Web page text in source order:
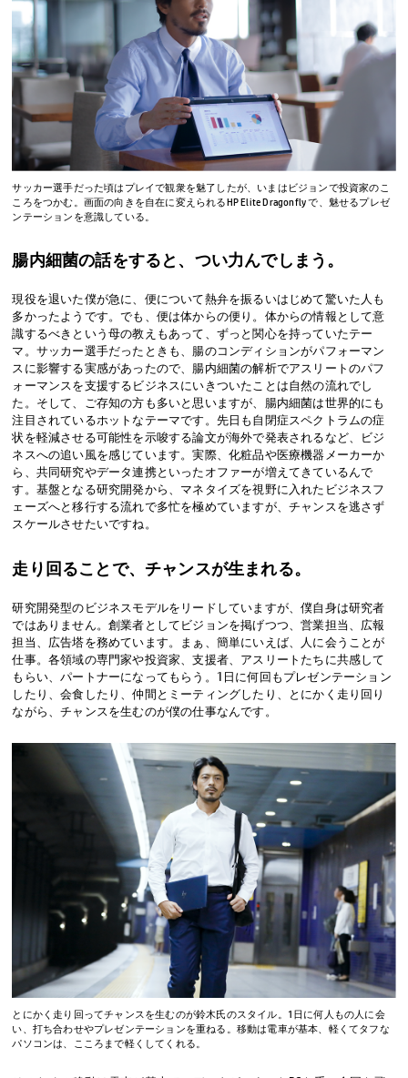
サッカー選手だった頃はプレイで観衆を魅了したが、いまはビジョンで投資家のこ
ころをつかむ。画面の向きを自在に変えられるHP Elite Dragonfly で、魅せるプレゼ
ンテーションを意識している。
腸内細菌の話をすると、つい力んでしまう。
現役を退いた僕が急に、便について熱弁を振るいはじめて驚いた人も
多かったようです。でも、便は体からの便り。体からの情報として意
識するべきという母の教えもあって、ずっと関心を持っていたテー
マ。サッカー選手だったときも、腸のコンディションがパフォーマン
スに影響する実感があったので、腸内細菌の解析でアスリートのパフ
ォーマンスを支援するビジネスにいきついたことは自然の流れでし
た。そして、ご存知の方も多いと思いますが、腸内細菌は世界的にも
注目されているホットなテーマです。先日も自閉症スペクトラムの症
状を軽減させる可能性を示唆する論文が海外で発表されるなど、ビジ
ネスへの追い風を感じています。実際、化粧品や医療機器メーカーか
ら、共同研究やデータ連携といったオファーが増えてきているんで
す。基盤となる研究開発から、マネタイズを視野に入れたビジネスフ
ェーズへと移行する流れで多忙を極めていますが、チャンスを逃さず
スケールさせたいですね。
走り回ることで、チャンスが生まれる。
研究開発型のビジネスモデルをリードしていますが、僕自身は研究者
ではありません。創業者としてビジョンを掲げつつ、営業担当、広報
担当、広告塔を務めています。まぁ、簡単にいえば、人に会うことが
仕事。各領域の専門家や投資家、支援者、アスリートたちに共感して
もらい、パートナーになってもらう。1日に何回もプレゼンテーション
したり、会食したり、仲間とミーティングしたり、とにかく走り回り
ながら、チャンスを生むのが僕の仕事なんです。
とにかく走り回ってチャンスを生むのが鈴木氏のスタイル。1日に何人もの人に会
い、打ち合わせやプレゼンテーションを重ねる。移動は電車が基本、軽くてタフな
パソコンは、こころまで軽くしてくれる。